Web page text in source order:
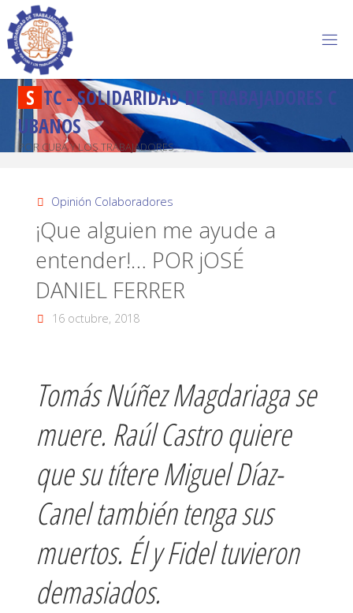
S TC-SOLIDARIDADD R A BAJADORES C
U BANOS
POR CUBA Y LOS TRABAJADORES
Opinión Colaboradores
¡Que alguien me ayude a
entender!… POR jOSÉ
DANIEL FERRER
16 octubre, 2018
Tomás Núñez Magdariaga se
muere. Raúl Castro quiere
que su títere Miguel Díaz-
Canel también tenga sus
muertos. Él y Fidel tuvieron
demasiados.